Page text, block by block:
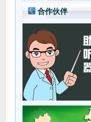
合作伙伴